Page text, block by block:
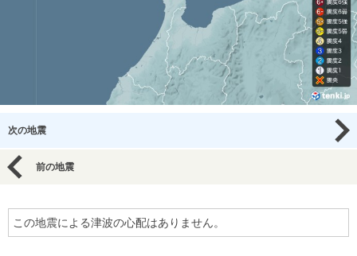
次の地震
前の地震
この地震による津波の心配はありません。